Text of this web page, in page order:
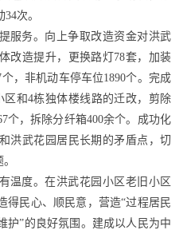
次。
服务。向上争取改造资金对洪武
改造提升，更换路灯78套，加装
，非机动车停车位1890个。完成
和4栋独体楼线路的迁改，剪除
个，拆除分纤箱400余个。成功化
洪武花园居民长期的矛盾点，切
温度。在洪武花园小区老旧小区
得民心、顺民意，营造“过程居民
护”的良好氛围。建成以人民为中